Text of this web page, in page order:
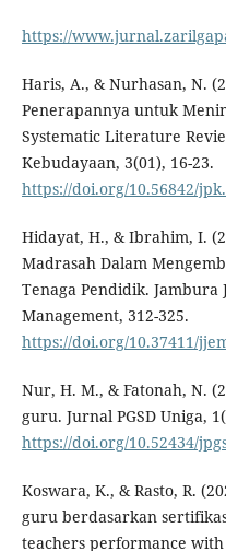
https://
Haris, A., & Nurhasan, N.
Penerapannya untuk
Systematic Literature
Kebudayaan, 3(01), 16-23.
https://doi.org/10.56842/
Hidayat, H., & Ibrahim, I.
Madrasah Dalam
Tenaga Pendidik.
Management, 312-325.
https://doi.org/10.37411/
Nur, H. M., & Fatonah, N.
guru. Jurnal PGSD Uniga,
https://doi.org/10.52434/
Koswara, K., & Rasto, R.
guru berdasarkan
teachers performance